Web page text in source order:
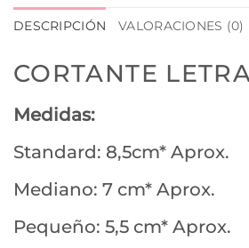
DESCRIPCIÓN VALORACIONES (0)
CORTANTE
Medidas:
Standard: 8,5cm* Aprox.
Mediano: 7 cm* Aprox.
Pequeño: 5,5 cm* Aprox.